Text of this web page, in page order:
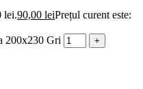
lei.90,00 leiPrețul curent este:
200x230 Gri